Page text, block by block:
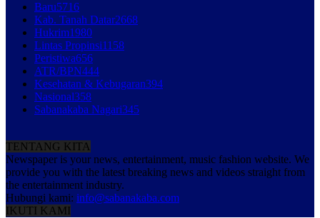
Baru5716
Kab. Tanah Datar2668
Hukrim1980
Lintas Propinsi1158
Peristiwa656
ATR/BPN444
Kesehatan & Kebugaran394
Nasional358
Sabanakaba Nagari345
TENTANG KITA
Newspaper is your news, entertainment, music fashion website. We
provide you with the latest breaking news and videos straight from
the entertainment industry.
Hubungi kami: info@sabanakaba.com
IKUTI KAMI